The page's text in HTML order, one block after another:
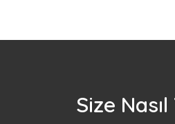
Size